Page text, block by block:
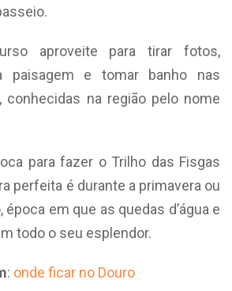
aproveite para tirar fotos,
paisagem e tomar banho nas
conhecidas na região pelo nome
para fazer o Trilho das Fisgas
perfeita é durante a primavera ou
época em que as quedas d’água e
todo o seu esplendor.
: onde ficar no Douro